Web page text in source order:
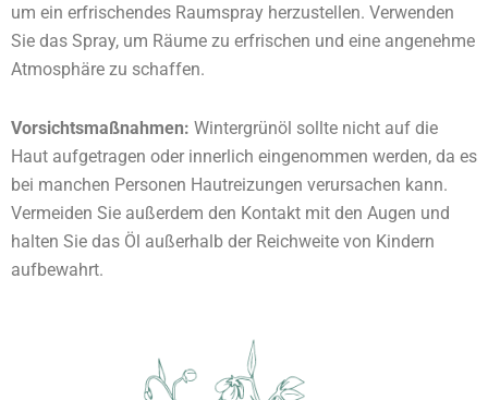
um ein erfrischendes Raumspray herzustellen. Verwenden
Sie das Spray, um Räume zu erfrischen und eine angenehme
Atmosphäre zu schaffen.
Vorsichtsmaßnahmen: Wintergrünöl sollte nicht auf die
Haut aufgetragen oder innerlich eingenommen werden, da es
bei manchen Personen Hautreizungen verursachen kann.
Vermeiden Sie außerdem den Kontakt mit den Augen und
halten Sie das Öl außerhalb der Reichweite von Kindern
aufbewahrt.